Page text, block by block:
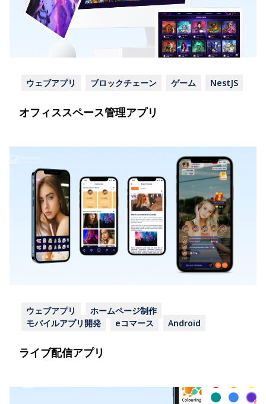
ウェブアプリ ブロックチェーン ゲーム NestJS
オフィススペース管理アプリ
ウェブアプリ
ホームページ制作
モバイルアプリ開発
eコマース Android
ライブ配信アプリ